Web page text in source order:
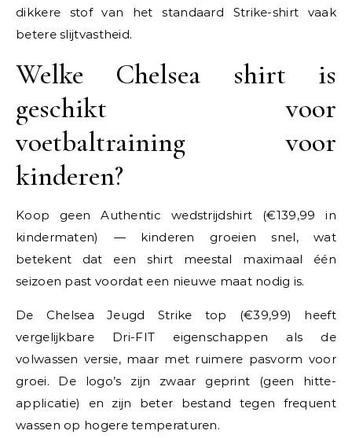
dikkere stof van het standaard Strike-shirt vaak
betere slijtvastheid.
Welke Chelsea shirt is
geschikt voor
voetbaltraining voor
kinderen?
Koop geen Authentic wedstrijdshirt (€139,99 in
kindermaten) — kinderen groeien snel, wat
betekent dat een shirt meestal maximaal één
seizoen past voordat een nieuwe maat nodig is.
De Chelsea Jeugd Strike top (€39,99) heeft
vergelijkbare Dri-FIT eigenschappen als de
volwassen versie, maar met ruimere pasvorm voor
groei. De logo’s zijn zwaar geprint (geen hitte-
applicatie) en zijn beter bestand tegen frequent
wassen op hogere temperaturen.